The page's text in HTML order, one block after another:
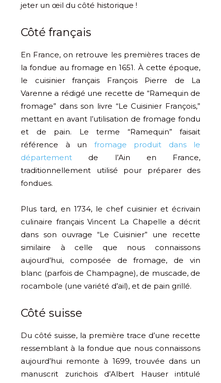
jeter un œil du côté historique !
Côté français
En France, on retrouve les premières traces de
la fondue au fromage en 1651. À cette époque,
le cuisinier français François Pierre de La
Varenne a rédigé une recette de “Ramequin de
fromage” dans son livre “Le Cuisinier François,”
mettant en avant l’utilisation de fromage fondu
et de pain. Le terme “Ramequin” faisait
référence à un fromage produit dans le
département de l’Ain en France,
traditionnellement utilisé pour préparer des
fondues.
Plus tard, en 1734, le chef cuisinier et écrivain
culinaire français Vincent La Chapelle a décrit
dans son ouvrage “Le Cuisinier” une recette
similaire à celle que nous connaissons
aujourd’hui, composée de fromage, de vin
blanc (parfois de Champagne), de muscade, de
rocambole (une variété d’ail), et de pain grillé.
Côté suisse
Du côté suisse, la première trace d’une recette
ressemblant à la fondue que nous connaissons
aujourd’hui remonte à 1699, trouvée dans un
manuscrit zurichois d’Albert Hauser intitulé